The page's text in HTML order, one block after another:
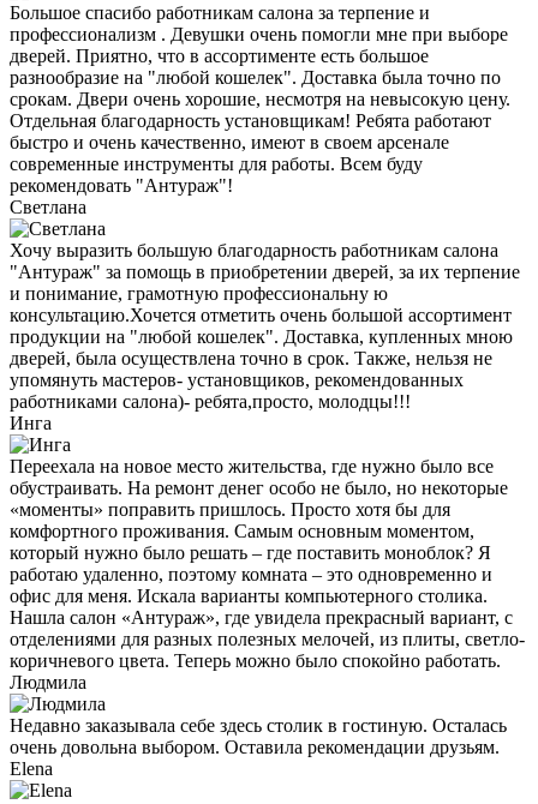
Большое спасибо работникам салона за терпение и
профессионализм . Девушки очень помогли мне при выборе
дверей. Приятно, что в ассортименте есть большое
разнообразие на "любой кошелек". Доставка была точно по
срокам. Двери очень хорошие, несмотря на невысокую цену.
Отдельная благодарность установщикам! Ребята работают
быстро и очень качественно, имеют в своем арсенале
современные инструменты для работы. Всем буду
рекомендовать "Антураж"!
Светлана
Хочу выразить большую благодарность работникам салона
"Антураж" за помощь в приобретении дверей, за их терпение
и понимание, грамотную профессиональну ю
консультацию.Хочется отметить очень большой ассортимент
продукции на "любой кошелек". Доставка, купленных мною
дверей, была осуществлена точно в срок. Также, нельзя не
упомянуть мастеров- установщиков, рекомендованных
работниками салона)- ребята,просто, молодцы!!!
Инга
Переехала на новое место жительства, где нужно было все
обустраивать. На ремонт денег особо не было, но некоторые
«моменты» поправить пришлось. Просто хотя бы для
комфортного проживания. Самым основным моментом,
который нужно было решать – где поставить моноблок? Я
работаю удаленно, поэтому комната – это одновременно и
офис для меня. Искала варианты компьютерного столика.
Нашла салон «Антураж», где увидела прекрасный вариант, с
отделениями для разных полезных мелочей, из плиты, светло-
коричневого цвета. Теперь можно было спокойно работать.
Людмила
Недавно заказывала себе здесь столик в гостиную. Осталась
очень довольна выбором. Оставила рекомендации друзьям.
Elena